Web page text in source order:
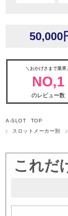
50,000
＼おかげさまで業界
NO,1
のレビュー数
A-SLOT TOP
スロットメーカー別
これだ